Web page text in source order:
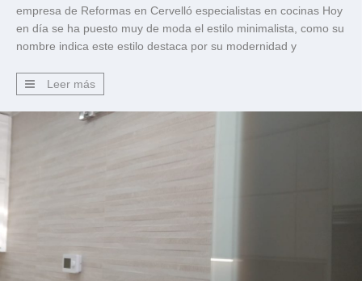
empresa de Reformas en Cervelló especialistas en cocinas Hoy
en día se ha puesto muy de moda el estilo minimalista, como su
nombre indica este estilo destaca por su modernidad y
sale este estilo. En este […]
Leer más